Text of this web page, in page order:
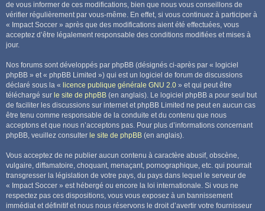
de vous informer de ces modifications, bien que nous vous conseillons de
vérifier régulièrement par vous-même. En effet, si vous continuez à participer à
« Impact Soccer » après que des modifications aient été effectuées, vous
acceptez d’être légalement responsable des conditions modifiées et mises à
jour.
Nos forums sont développés par phpBB (désignés ci-après par « logiciel
phpBB » et « phpBB Limited ») qui est un logiciel de forum de discussions
déclaré sous la « licence publique générale GNU 2.0 » et qui peut être
téléchargé sur le site de phpBB (en anglais). Le logiciel phpBB a pour seul but
de faciliter les discussions sur internet et phpBB Limited ne peut en aucun cas
être tenu comme responsable de la conduite et du contenu que nous
acceptons et que nous n’acceptons pas. Pour plus d’informations concernant
phpBB, veuillez consulter le site de phpBB (en anglais).
Vous acceptez de ne publier aucun contenu à caractère abusif, obscène,
vulgaire, diffamatoire, choquant, menaçant, pornographique, etc. qui pourrait
transgresser la législation de votre pays, du pays dans lequel le serveur de
« Impact Soccer » est hébergé ou encore la loi internationale. Si vous ne
respectez pas ces dispositions, vous vous exposez à un bannissement
immédiat et définitif et nous nous réservons le droit d’avertir votre fournisseur